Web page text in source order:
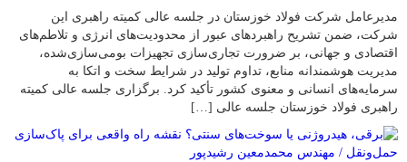
مدیرعامل شرکت فولاد خوزستان در جلسه عالی کمیته راهبری این
شرکت، ضمن تشریح راهبردهای عبور از محدودیت‌های انرژی و تلاطم‌های
اقتصادی و جهانی، بر ضرورت تجاری‌سازی تجهیزات بومی‌سازی‌شده،
مدیریت هوشمندانه منابع، تداوم تولید در شرایط سخت و اتکا به
سرمایه‌های انسانی و معنوی کشور تأکید کرد. برگزاری جلسه عالی کمیته
راهبری فولاد خوزستان جلسه عالی […]